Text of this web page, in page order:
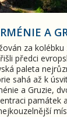
A
za
předci
paleta
sahá až k
a Gruzie,
památek